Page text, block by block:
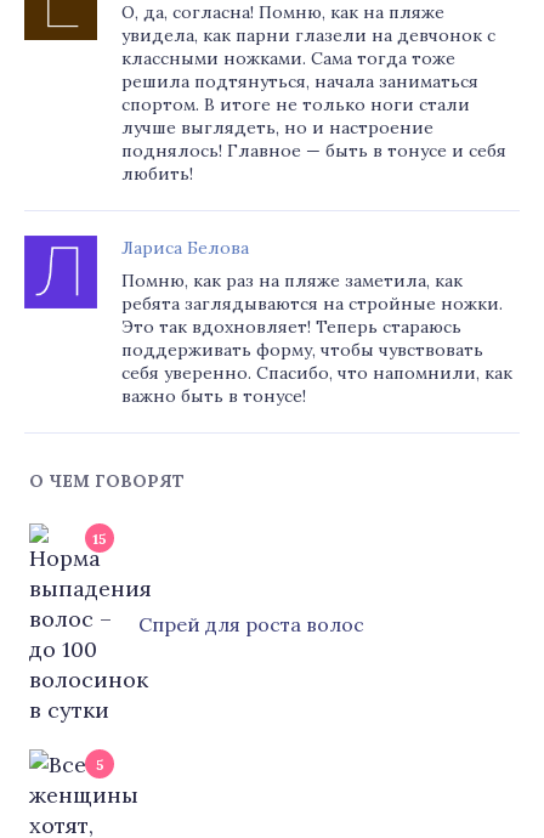
О, да, согласна! Помню, как на пляже
увидела, как парни глазели на девчонок с
классными ножками. Сама тогда тоже
решила подтянуться, начала заниматься
спортом. В итоге не только ноги стали
лучше выглядеть, но и настроение
поднялось! Главное — быть в тонусе и себя
любить!
Лариса Белова
Помню, как раз на пляже заметила, как
ребята заглядываются на стройные ножки.
Это так вдохновляет! Теперь стараюсь
поддерживать форму, чтобы чувствовать
себя уверенно. Спасибо, что напомнили, как
важно быть в тонусе!
О ЧЕМ ГОВОРЯТ
15
Cпрей для роста волос
5